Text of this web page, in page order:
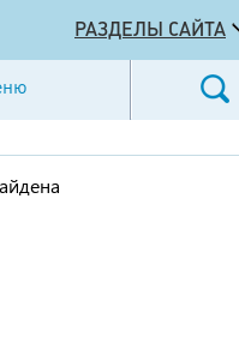
РАЗДЕЛЫ САЙТА